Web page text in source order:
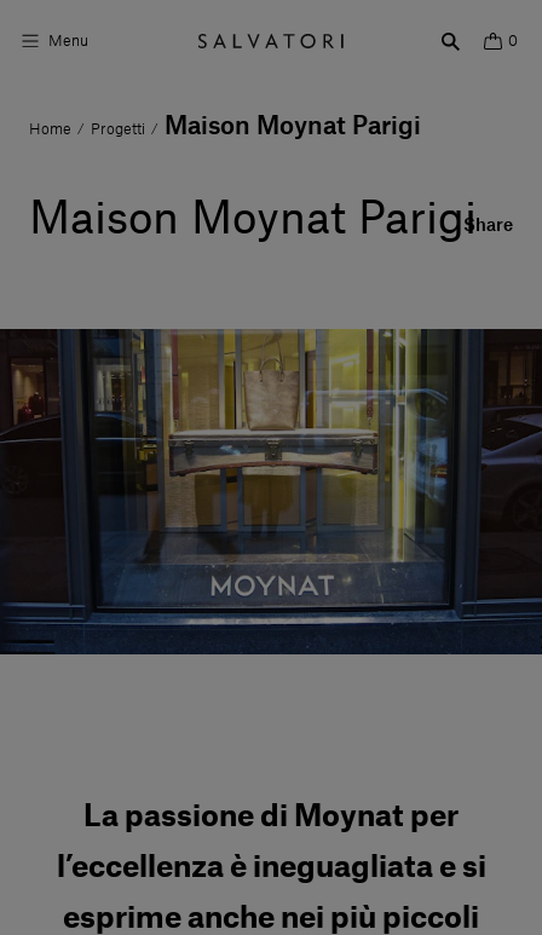
Menu 0
Superfici
Shop the Look
Storie di Design
Chi siamo
Servizi al cliente
Accedi
Home / Progetti / Maison Moynat Parigi
Maison Moynat ParigiShare
La passione di Moynat per
l’eccellenza è ineguagliata e si
esprime anche nei più piccoli